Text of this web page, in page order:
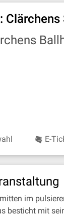
E-
im
besticht mit